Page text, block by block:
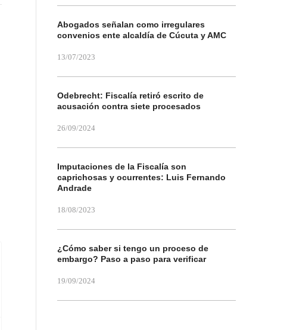
Abogados señalan como irregulares
convenios ente alcaldía de Cúcuta y AMC
13/07/2023
Odebrecht: Fiscalía retiró escrito de
acusación contra siete procesados
26/09/2024
Imputaciones de la Fiscalía son
caprichosas y ocurrentes: Luis Fernando
Andrade
18/08/2023
¿Cómo saber si tengo un proceso de
embargo? Paso a paso para verificar
19/09/2024